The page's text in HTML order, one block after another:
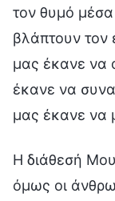
τον θυμό
βλάπτουν τον
μας έκανε να
έκανε να
μας έκανε να
Η διάθεσή
όμως οι